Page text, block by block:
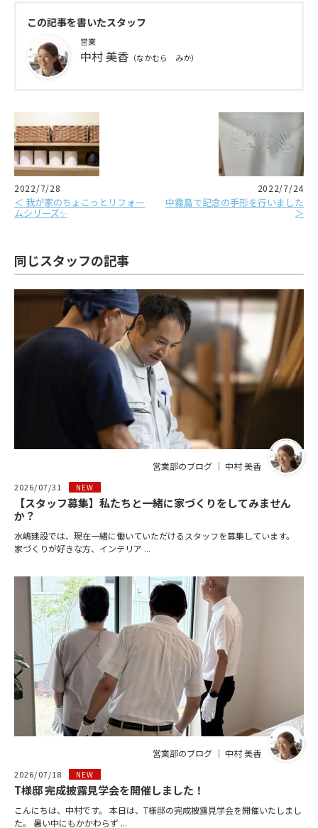
この記事を書いたスタッフ
営業
中村 美香 （なかむら みか）
2022/7/28
＜ 我が家のちょこっとリフォー
ムシリーズ✨
2022/7/24
中霧島で記念の手形を行いました
＞
同じスタッフの記事
営業部のブログ ｜ 中村 美香
2026/07/31 NEW
【スタッフ募集】私たちと一緒に家づくりをしてみません
か？
水嶋建設では、現在一緒に働いていただけるスタッフを募集しています。
家づくりが好きな方、インテリア ...
営業部のブログ ｜ 中村 美香
2026/07/18 NEW
T様邸 完成披露見学会を開催しました！
こんにちは、中村です。 本日は、T様邸の完成披露見学会を開催いたしまし
た。 暑い中にもかかわらず ...